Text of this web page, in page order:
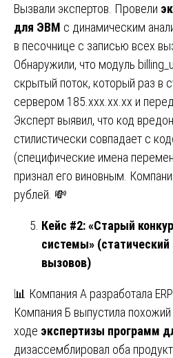
Вызвали экспертов. Провели
для ЭВМ с динамическим
в песочнице с записью всех
Обнаружили, что модуль
скрытый поток, который раз в
сервером 185.xxx.xx.xx и
Эксперт выявил, что код
стилистически совпадает с
(специфические имена
признал его виновным.
рублей. 💸
Кейс #2: «Старый
системы» (статический
вызовов)
📊 Компания А разработала
Компания Б выпустила похожий
ходе экспертизы программ
дизассемблировал оба